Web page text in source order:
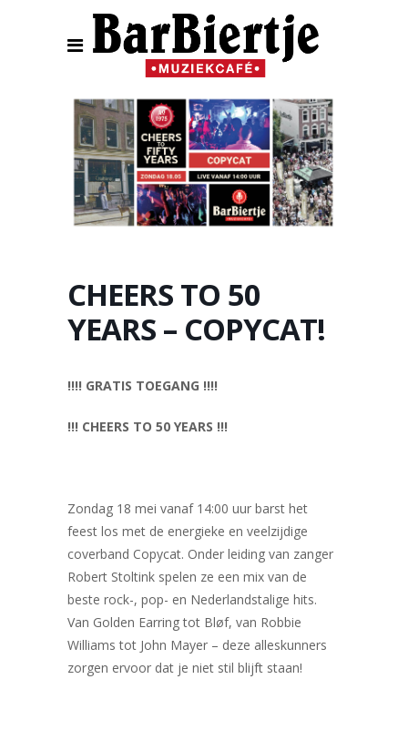
CHEERS TO 50
YEARS – COPYCAT!
!!!! GRATIS TOEGANG !!!!
!!! CHEERS TO 50 YEARS !!!
Zondag 18 mei vanaf 14:00 uur barst het
feest los met de energieke en veelzijdige
coverband Copycat. Onder leiding van zanger
Robert Stoltink spelen ze een mix van de
beste rock-, pop- en Nederlandstalige hits.
Van Golden Earring tot Bløf, van Robbie
Williams tot John Mayer – deze alleskunners
zorgen ervoor dat je niet stil blijft staan!